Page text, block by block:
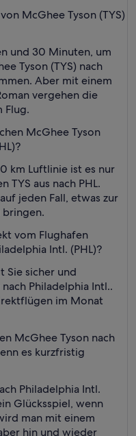
McGhee Tyson (TYS)
und 30 Minuten, um
Tyson (TYS) nach
Aber mit einem
vergehen die
Flug.
McGhee Tyson
km Luftlinie ist es nur
TYS aus nach PHL.
jeden Fall, etwas zur
bringen.
vom Flughafen
Intl. (PHL)?
Sie sicher und
Philadelphia Intl..
im Monat
McGhee Tyson nach
es kurzfristig
Philadelphia Intl.
Glücksspiel, wenn
man mit einem
hin und wieder